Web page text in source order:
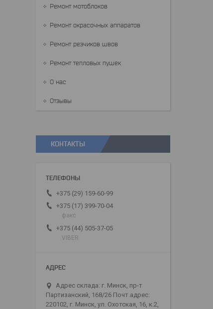
Ремонт мотоблоков
Ремонт окрасочных аппаратов
Ремонт резчиков швов
Ремонт тепловых пушек
О нас
Отзывы
КОНТАКТЫ
+375 (29) 159-60-99
+375 (17) 399-70-04
факс
+375 (44) 505-37-05
VIBER
Адрес склада: г. Минск, пр-т
Партизанский, 168/26 Почт.адрес:
220102, г. Минск, ул. Охотская, 16, к.2,